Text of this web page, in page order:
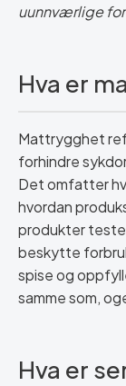
uunnværlige
Hva er
Mattrygghet
forhindre
Det omfatter
hvordan
produkter
beskytte
spise og
samme som,
Hva er